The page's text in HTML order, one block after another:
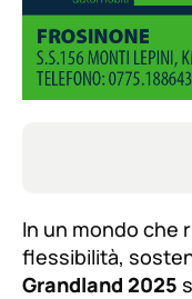
In un mondo che
flessibilità,
Grandland 2025